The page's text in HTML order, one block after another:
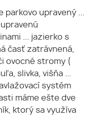
upravený ...
... jazierko s
časť zatrávnená,
ovocné stromy (
slivka, višňa ...
systém
máme ešte dve
ktorý sa využíva